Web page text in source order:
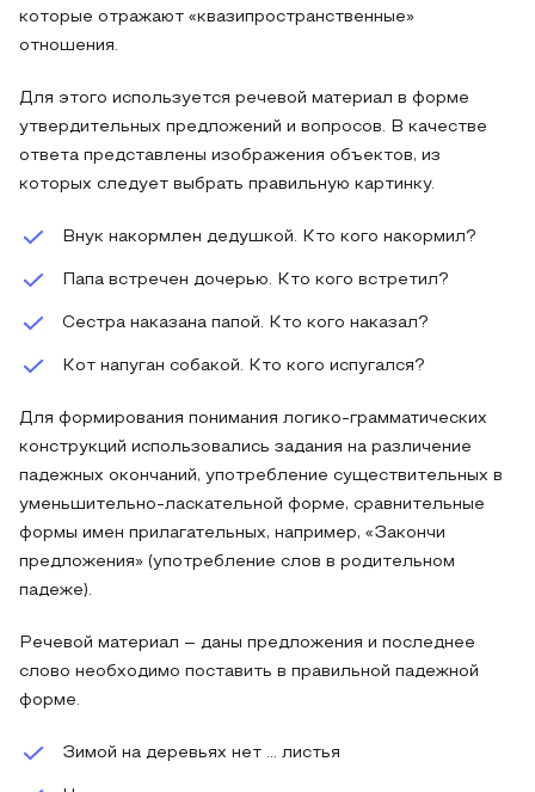
которые отражают «квазипространственные»
отношения.
Для этого используется речевой материал в форме
утвердительных предложений и вопросов. В качестве
ответа представлены изображения объектов, из
которых следует выбрать правильную картинку.
Внук накормлен дедушкой. Кто кого накормил?
Папа встречен дочерью. Кто кого встретил?
Сестра наказана папой. Кто кого наказал?
Кот напуган собакой. Кто кого испугался?
Для формирования понимания логико-грамматических
конструкций использовались задания на различение
падежных окончаний, употребление существительных в
уменьшительно-ласкательной форме, сравнительные
формы имен прилагательных, например, «Закончи
предложения» (употребление слов в родительном
падеже).
Речевой материал – даны предложения и последнее
слово необходимо поставить в правильной падежной
форме.
Зимой на деревьях нет … листья